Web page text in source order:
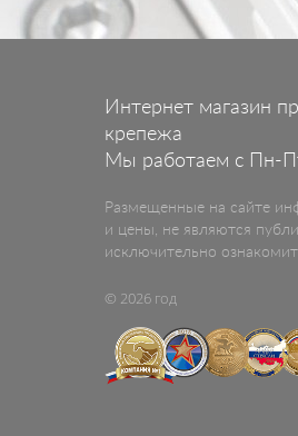
Интернет магазин
крепежа
Мы работаем с Пн-
Размещенные на сайте
и цены, не являются
исключительно
© 2026 год